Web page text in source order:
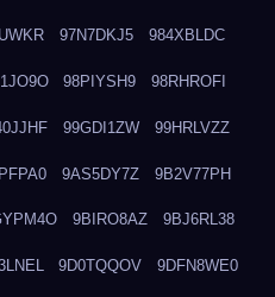
97N7DKJ5 984XBLDC
98PIYSH9 98RHROFI
99GDI1ZW 99HRLVZZ
9AS5DY7Z 9B2V77PH
9BIRO8AZ 9BJ6RL38
9D0TQQOV 9DFN8WE0